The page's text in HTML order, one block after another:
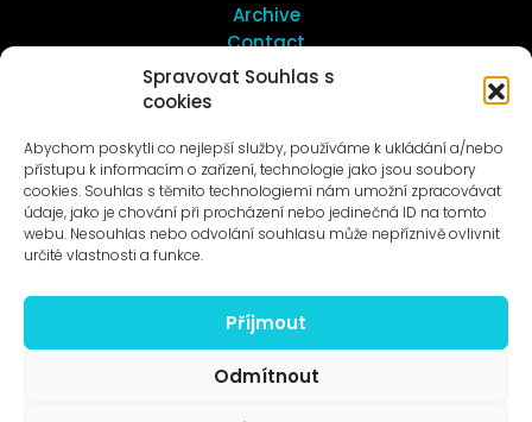
Spravovat Souhlas s
cookies
Abychom poskytli co nejlepší služby, používáme k ukládání a/nebo
přístupu k informacím o zařízení, technologie jako jsou soubory
cookies. Souhlas s těmito technologiemi nám umožní zpracovávat
údaje, jako je chování při procházení nebo jedinečná ID na tomto
webu. Nesouhlas nebo odvolání souhlasu může nepříznivě ovlivnit
určité vlastnosti a funkce.
Příjmout
Odmítnout
Archive
Contact
Art in Motol
News to e-mail